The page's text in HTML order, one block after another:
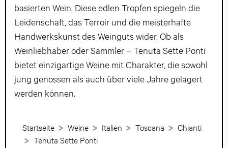
basierten Wein. Diese edlen Tropfen spiegeln die
Leidenschaft, das Terroir und die meisterhafte
Handwerkskunst des Weinguts wider. Ob als
Weinliebhaber oder Sammler – Tenuta Sette Ponti
bietet einzigartige Weine mit Charakter, die sowohl
jung genossen als auch über viele Jahre gelagert
werden können.
Startseite Weine Italien Toscana
Chianti
Tenuta Sette Ponti